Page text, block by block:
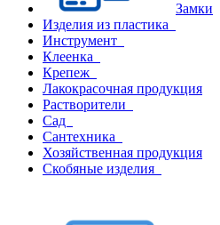
Замки
Изделия из пластика
Инструмент
Клеенка
Крепеж
Лакокрасочная продукция
Растворители
Сад
Сантехника
Хозяйственная продукция
Скобяные изделия